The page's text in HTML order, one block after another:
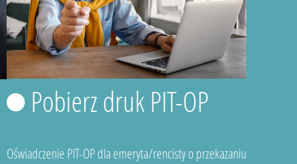
Pobierz druk PIT-OP
Oświadczenie PIT-OP dla emeryta/rencisty o przekazaniu